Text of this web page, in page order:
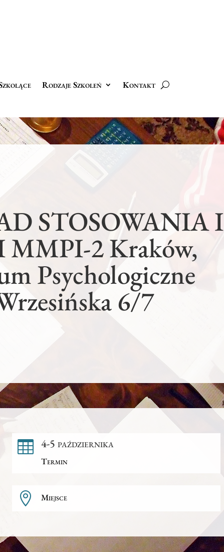
Rodzaje Szkoleń Kontakt
STOSOWANIA I
2 Kraków,
Psychologiczne
6/7
 4-5 października
Termin
 Miejsce